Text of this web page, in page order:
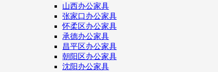
山西办公家具
张家口办公家具
怀柔区办公家具
承德办公家具
昌平区办公家具
朝阳区办公家具
沈阳办公家具